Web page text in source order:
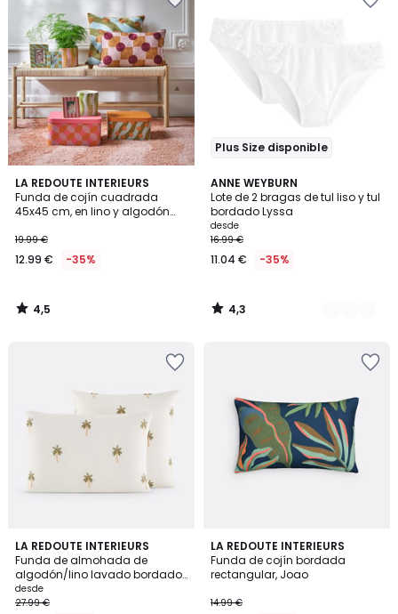
LA REDOUTE INTERIEURS
Funda de cojín cuadrada
45x45 cm, en lino y algodón
19.99 €
12.99 € -35%
4,5
/ 5
4,5
/
Plus Size disponible
ANNE WEYBURN
Lote de 2 bragas de tul liso y tul
bordado Lyssa
desde
16.99 €
11.04 € -35%
4,3
/ 5
5
Colores
4,3
/
LA REDOUTE INTERIEURS
Funda de almohada de
algodón/lino lavado bordado,
Ravenel
desde
27.99 €
5
/
5
LA REDOUTE INTERIEURS
Funda de cojín bordada
rectangular, Joao
14.99 €
4,4
/ 5